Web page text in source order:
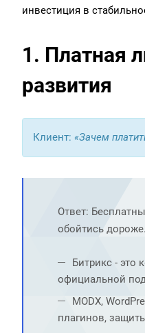
инвестиция в
1. Платная
развития
Клиент: «Зачем
Ответ:
обойтись дороже.
Битрикс - это
официальной
MODX,
плагинов,